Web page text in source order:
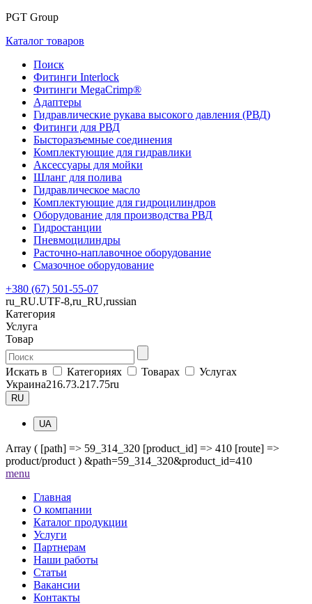
PGT Group
Каталог товаров
Поиск
Фитинги Interlock
Фитинги MegaCrimp®
Адаптеры
Гидравлические рукава высокого давления (РВД)
Фитинги для РВД
Бысторазъемные соединения
Комплектующие для гидравлики
Аксессуары для мойки
Шланг для полива
Гидравлическое масло
Комплектующие для гидроцилиндров
Оборудование для производства РВД
Гидростанции
Пневмоцилиндры
Расточно-наплавочное оборудование
Смазочное оборудование
+380 (67) 501-55-07
ru_RU.UTF-8,ru_RU,russian
Категория
Услуга
Товар
Искать в Категориях Товарах
Услугах
Украина216.73.217.75ru
RU
UA
Array ( [path] => 59_314_320 [product_id] => 410 [route] =>
product/product ) &path=59_314_320&product_id=410
menu
Главная
О компании
Каталог продукции
Услуги
Партнерам
Наши работы
Статьи
Вакансии
Контакты